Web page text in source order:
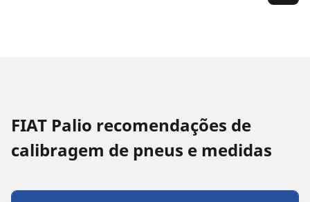
FIAT Palio recomendações de
calibragem de pneus e medidas